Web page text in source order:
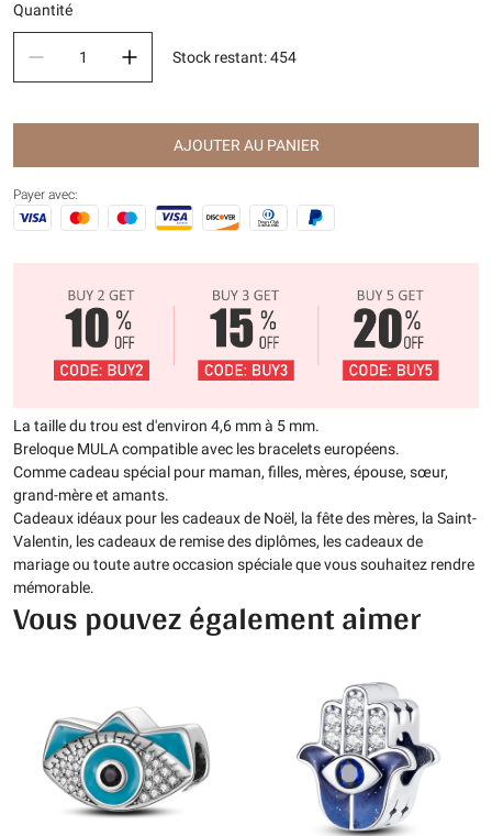
Quantité
Stock restant:454
AJOUTER AU PANIER
Payer avec:
La taille du trou est d'environ 4,6 mm à 5 mm.
Breloque MULA compatible avec les bracelets européens.
Comme cadeau spécial pour maman, filles, mères, épouse, sœur,
grand-mère et amants.
Cadeaux idéaux pour les cadeaux de Noël, la fête des mères, la Saint-
Valentin, les cadeaux de remise des diplômes, les cadeaux de
mariage ou toute autre occasion spéciale que vous souhaitez rendre
mémorable.
Vous pouvez également aimer